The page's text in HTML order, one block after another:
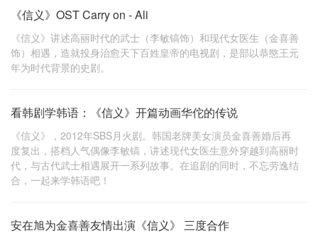
《信义》OST Carry on - Ali
《信义》讲述高丽时代的武士（李敏镐饰）和现代女医生（金喜善
饰）相遇，造就投身治愈天下百姓皇帝的电视剧，是部以恭愍王元
年为时代背景的史剧。
看韩剧学韩语：《信义》开篇动画华佗的传说
《信义》，2012年SBS月火剧。韩国老牌美女演员金喜善婚后再
度复出，搭档人气偶像李敏镐，讲述现代女医生意外穿越到高丽时
代，与古代武士相遇展开一系列故事。在追剧的同时，不忘劳逸结
合，一起来学韩语吧！
安在旭为金喜善友情出演《信义》 三度合作